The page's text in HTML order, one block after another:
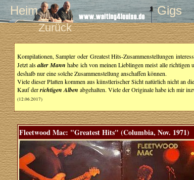
Heim Gigs
Zurück
Kompilationen, Sampler oder Greatest Hits-Zusammenstellungen
Jetzt alsalter Mann habe ich von meinen Lieblingen meist alle
deshalb nur eine solche Zusammenstellung anschaffen können.
Viele dieser Platten kommen aus künstlerischer Sicht natürlich nicht an
Kauf derrichtigen Alben abgehalten. Viele der Originale habe ich mir
(12.06.2017)
Fleetwood Mac: "Greatest Hits" (Columbia, Nov. 1971)